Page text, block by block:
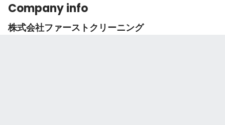
Company info
株式会社ファーストクリーニング